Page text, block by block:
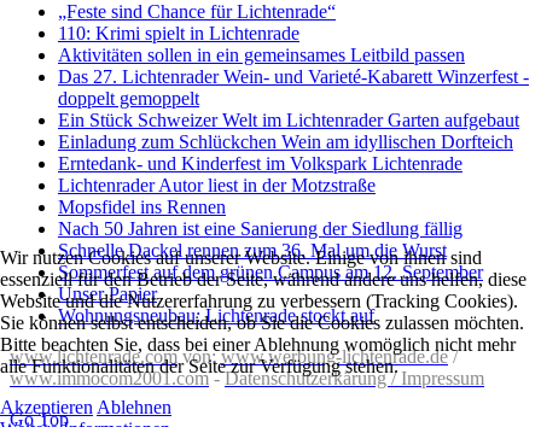
„Feste sind Chance für Lichtenrade“
110: Krimi spielt in Lichtenrade
Aktivitäten sollen in ein gemeinsames Leitbild passen
Das 27. Lichtenrader Wein- und Varieté-Kabarett Winzerfest -
doppelt gemoppelt
Ein Stück Schweizer Welt im Lichtenrader Garten aufgebaut
Einladung zum Schlückchen Wein am idyllischen Dorfteich
Erntedank- und Kinderfest im Volkspark Lichtenrade
Lichtenrader Autor liest in der Motzstraße
Mopsfidel ins Rennen
Nach 50 Jahren ist eine Sanierung der Siedlung fällig
Schnelle Dackel rennen zum 36. Mal um die Wurst
Sommerfest auf dem grünen Campus am 12. September
Unser Papier
Wohnungsneubau: Lichtenrade stockt auf
www.lichtenrade.comvon:www.werbung-lichtenrade.de/
www.immocom2001.com-Datenschutzerkärung / Impressum
Go Top
Wir nutzen Cookies auf unserer Website. Einige von ihnen sind
essenziell für den Betrieb der Seite, während andere uns helfen, diese
Website und die Nutzererfahrung zu verbessern (Tracking Cookies).
Sie können selbst entscheiden, ob Sie die Cookies zulassen möchten.
Bitte beachten Sie, dass bei einer Ablehnung womöglich nicht mehr
alle Funktionalitäten der Seite zur Verfügung stehen.
Akzeptieren Ablehnen